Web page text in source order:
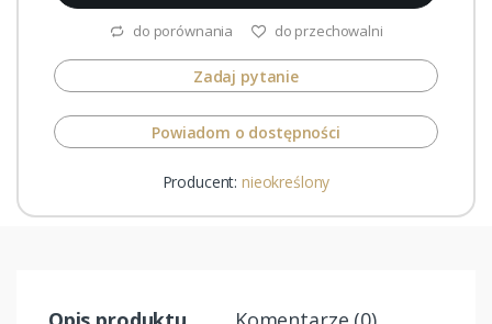
do porównania do przechowalni
Zadaj pytanie
Powiadom o dostępności
Producent:nieokreślony